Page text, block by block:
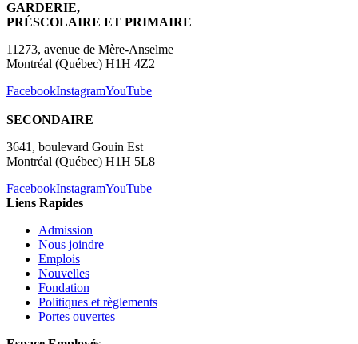
GARDERIE,
PRÉSCOLAIRE ET PRIMAIRE
11273, avenue de Mère-Anselme
Montréal (Québec) H1H 4Z2
FacebookInstagramYouTube
SECONDAIRE
3641, boulevard Gouin Est
Montréal (Québec) H1H 5L8
FacebookInstagramYouTube
Liens Rapides
Admission
Nous joindre
Emplois
Nouvelles
Fondation
Politiques et règlements
Portes ouvertes